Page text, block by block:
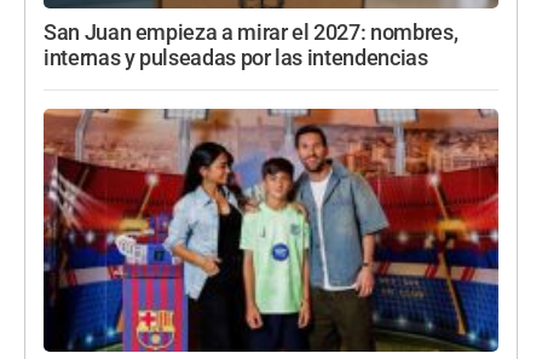
San Juan empieza a mirar el 2027: nombres,
internas y pulseadas por las intendencias